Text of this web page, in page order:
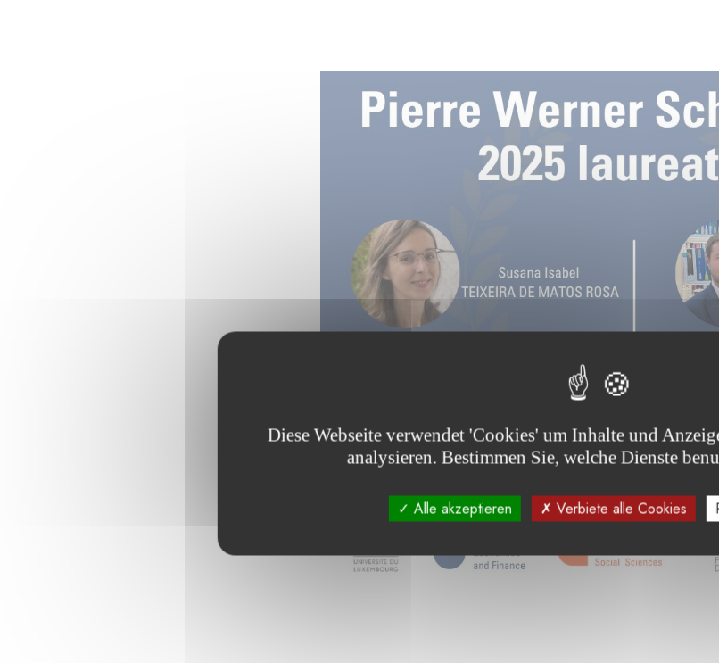
Diese Webseite verwendet 'Cookies' um Inhalte und
analysieren. Bestimmen Sie, welche Dienste
Alle akzeptieren Verbiete alle Cookies